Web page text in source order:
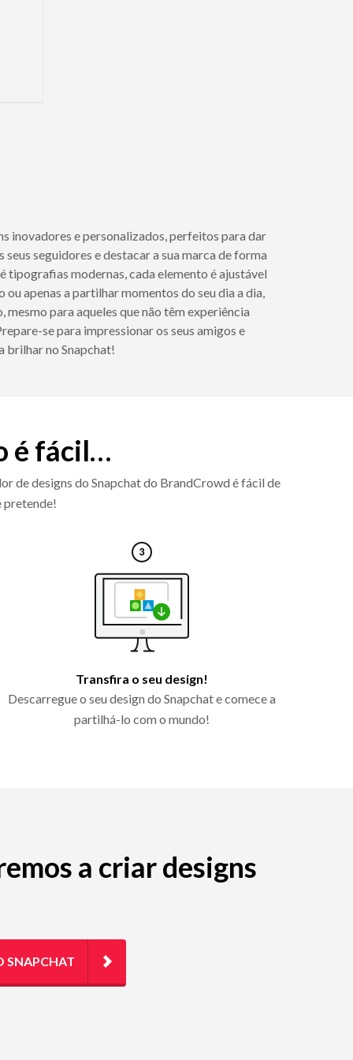
inovadores e personalizados, perfeitos para dar
seguidores e destacar a sua marca de forma
tipografias modernas, cada elemento é ajustável
apenas a partilhar momentos do seu dia a dia,
para aqueles que não têm experiência
se para impressionar os seus amigos e
brilhar no Snapchat!
é fácil…
de designs do Snapchat do BrandCrowd é fácil de
pretende!
Transfira o seu design!
Descarregue o seu design do Snapchat e comece a
partilhá-lo com o mundo!
a criar designs
SNAPCHAT